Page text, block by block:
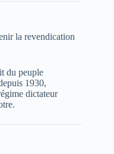
la revendication
du peuple
1930,
dictateur